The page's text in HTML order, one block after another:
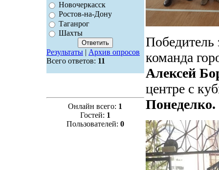
Новочеркасск
Ростов-на-Дону
Таганрог
Шахты
Результаты| Архив опросов
Всего ответов: 11
Онлайн всего: 1
Гостей: 1
Пользователей: 0
Победитель
команда
Алексей
центре с
Понеделко.